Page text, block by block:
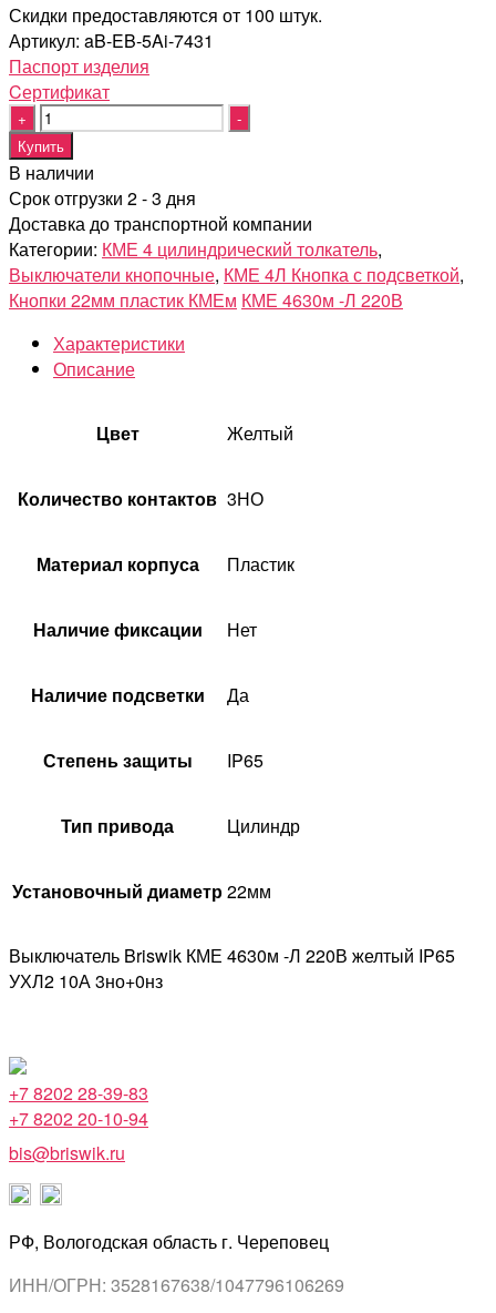
Скидки предоставляются от 100 штук.
Артикул: aB-EB-5Ai-7431
Паспорт изделия
Cертификат
Quantity
Купить
В наличии
Срок отгрузки 2 - 3 дня
Доставка до транспортной компании
Категории: КМЕ 4 цилиндрический толкатель,
Выключатели кнопочные, КМЕ 4Л Кнопка с подсветкой,
Кнопки 22мм пластик КМЕм КМЕ 4630м -Л 220В
Характеристики
Описание
Цвет Желтый
Количество контактов 3НО
Материал корпуса Пластик
Наличие фиксации Нет
Наличие подсветки Да
Степень защиты IP65
Тип привода Цилиндр
Установочный диаметр22мм
Выключатель Briswik КМЕ 4630м -Л 220В желтый IP65
УХЛ2 10А 3но+0нз
+7 8202 28-39-83
+7 8202 20-10-94
bis@briswik.ru
РФ, Вологодская область г. Череповец
ИНН/ОГРН: 3528167638/1047796106269